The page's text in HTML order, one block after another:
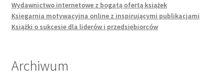
Wydawnictwo internetowe z bogatą ofertą książek
Księgarnia motywacyjna online z inspirującymi publikacjami
Książki o sukcesie dla liderów i przedsiębiorców
Archiwum